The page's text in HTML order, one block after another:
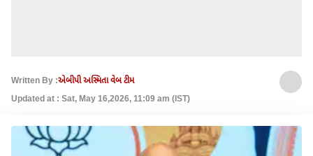
Written By :એબીપી અસ્મિતા વેબ ટીમ
Updated at : Sat, May 16,2026, 11:09 am (IST)